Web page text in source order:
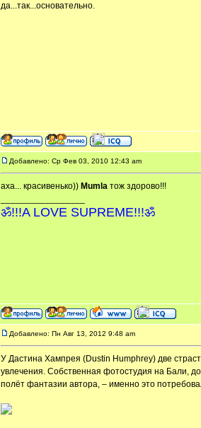
да...так...основательно.
Добавлено: Ср Фев 03, 2010 12:43 am
аха... красивенько)) Mumla тож здорово!!!
ॐ!!!A LOVE SUPREME!!!ॐ
Добавлено: Пн Авг 13, 2012 9:48 am
У Дастина Хампрея (Dustin Humphrey) две
увлечения. Собственная фотостудия на Бали,
полёт фантазии автора, – именно это